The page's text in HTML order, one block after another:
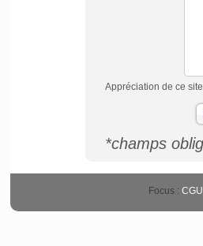
Appréciation de ce
*champs
Focus : CGU